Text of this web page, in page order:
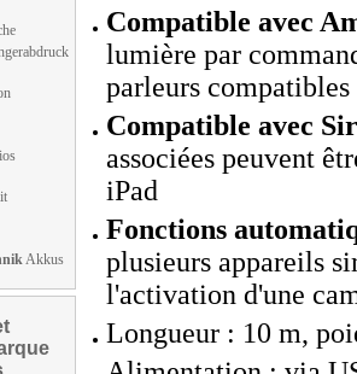
Akkus
Compatible avec
lumière par
parleurs compatibles
Compatible avec
associées peuvent
iPad
Fonctions
plusieurs appareils
l'activation d'une
Longueur : 10 m,